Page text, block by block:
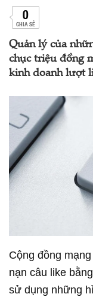
0
CHIA SẺ
Quản lý của
chục triệu đồng
kinh doanh lượt
Cộng đồng
nạn câu like
sử dụng những